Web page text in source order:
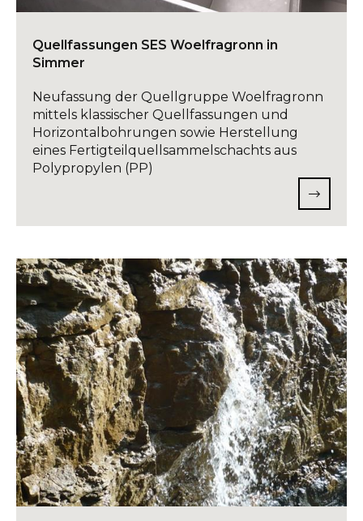
Quellfassungen SES Woelfragronn in
Simmer
Neufassung der Quellgruppe Woelfragronn
mittels klassischer Quellfassungen und
Horizontalbohrungen sowie Herstellung
eines Fertigteilquellsammelschachts aus
Polypropylen (PP)